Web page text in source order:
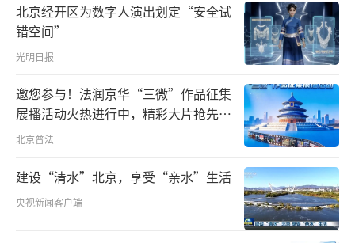
北京经开区为数字人演出划定“安全试
错空间”
光明日报
邀您参与！法润京华“三微”作品征集
展播活动火热进行中，精彩大片抢先看
～
北京普法
建设“清水”北京，享受“亲水”生活
央视新闻客户端